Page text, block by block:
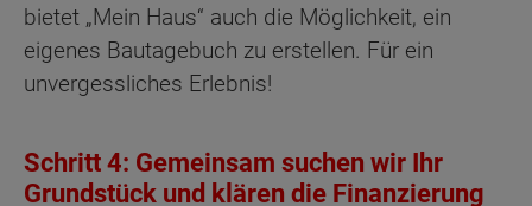
bietet „Mein Haus“ auch die Möglichkeit, ein
eigenes Bautagebuch zu erstellen. Für ein
unvergessliches Erlebnis!
Schritt 4: Gemeinsam suchen wir Ihr
Grundstück und klären die Finanzierung